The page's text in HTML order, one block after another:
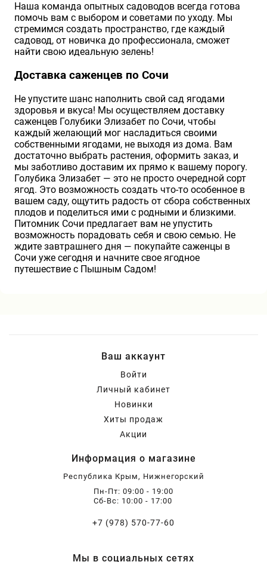
Наша команда опытных садоводов всегда готова
помочь вам с выбором и советами по уходу. Мы
стремимся создать пространство, где каждый
садовод, от новичка до профессионала, сможет
найти свою идеальную зелень!
Доставка саженцев по Сочи
Не упустите шанс наполнить свой сад ягодами
здоровья и вкуса! Мы осуществляем доставку
саженцев Голубики Элизабет по Сочи, чтобы
каждый желающий мог насладиться своими
собственными ягодами, не выходя из дома. Вам
достаточно выбрать растения, оформить заказ, и
мы заботливо доставим их прямо к вашему порогу.
Голубика Элизабет — это не просто очередной сорт
ягод. Это возможность создать что-то особенное в
вашем саду, ощутить радость от сбора собственных
плодов и поделиться ими с родными и близкими.
Питомник Сочи предлагает вам не упустить
возможность порадовать себя и свою семью. Не
ждите завтрашнего дня — покупайте саженцы в
Сочи уже сегодня и начните свое ягодное
путешествие с Пышным Садом!
Ваш аккаунт
Войти
Личный кабинет
Новинки
Хиты продаж
Акции
Информация о магазине
Республика Крым, Нижнегорский
Пн-Пт: 09:00 - 19:00
Сб-Вс: 10:00 - 17:00
+7 (978) 570-77-60
Мы в социальных сетях